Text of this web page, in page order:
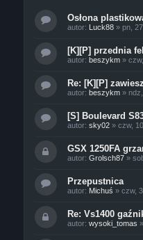
Osłona
autor: Luck88» pn,
[K][P] przednia
autor: beszykm»
Re: [K][P]
autor: beszykm»
[S] Boulevard
autor: sky02» czw,
GSX 1250FA
autor: Grolsch87»
Przepustnica
autor: Michuś » czw,
Re: Vs1400
autor: wysoki_tomas »